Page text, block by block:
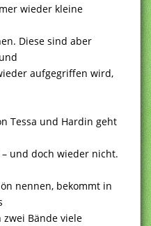
wieder kleine
Diese sind aber
aufgegriffen wird,
Tessa und Hardin geht
und doch wieder nicht.
nennen, bekommt in
Bände viele